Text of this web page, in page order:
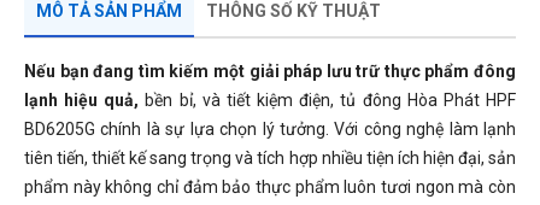
MÔ TẢ SẢN PHẨM THÔNG SỐ KỸ THUẬT
Nếu bạn đang tìm kiếm một giải pháp lưu trữ thực phẩm đông
lạnh hiệu quả, bền bỉ, và tiết kiệm điện, tủ đông Hòa Phát HPF
BD6205G chính là sự lựa chọn lý tưởng. Với công nghệ làm lạnh
tiên tiến, thiết kế sang trọng và tích hợp nhiều tiện ích hiện đại, sản
phẩm này không chỉ đảm bảo thực phẩm luôn tươi ngon mà còn